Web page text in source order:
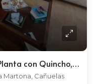
Casa 4 Ambientes en Una Planta con Quincho, Parrilla, Pileta y Grupo Electrógeno
Martona, Cañuelas